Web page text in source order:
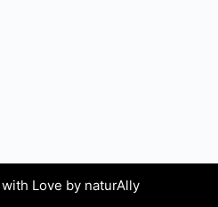
Love by naturAlly